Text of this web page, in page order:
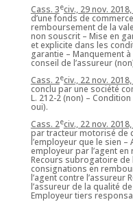
Cass. 3eciv., 29 nov.
d’une fonds de
remboursement de la
non souscrit – Mise en
et explicite dans les
garantie – Manquement
conseil de l’assureur
Cass. 2eciv., 22 nov.
conclu par une société
L. 212-2 (non) –
oui).
Cass. 2eciv., 22 nov.
par tracteur motorisé de
l’employeur que le sien
employeur par l’agent
Recours subrogatoire
consignations en
l’agent contre l’assureur
l’assureur de la qualité
Employeur tiers